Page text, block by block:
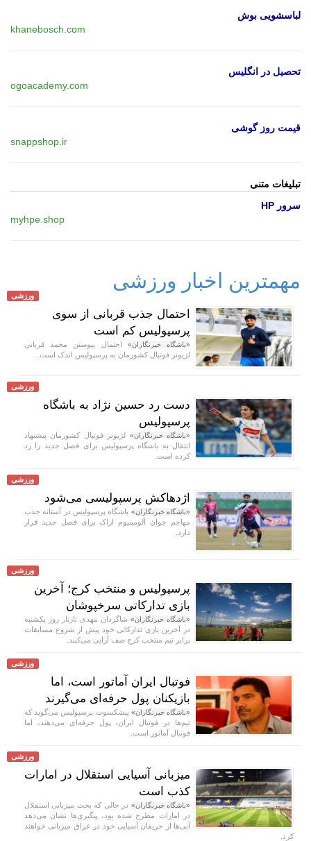
لباسشویی بوش
khanebosch.com
تحصیل در انگلیس
ogoacademy.com
قیمت روز گوشی
snappshop.ir
تبلیغات متنی
سرور HP
myhpe.shop
مهمترین اخبار ورزشی
ورزشی
احتمال جذب قربانی از سوی
پرسپولیس کم است
«باشگاه خبرنگاران» احتمال پیوستن محمد قربانی
لژیونر فوتبال کشورمان به پرسپولیس اندک است.
ورزشی
دست رد حسین نژاد به باشگاه
پرسپولیس
«باشگاه خبرنگاران» لژیونر فوتبال کشورمان پیشنهاد
انتقال به باشگاه پرسپولیس برای فصل جدید را رد
کرده است.
ورزشی
اژدهاکش پرسپولیسی می‌شود
«باشگاه خبرنگاران» باشگاه پرسپولیس در آستانه جذب
مهاجم جوان آلومینیوم اراک برای فصل جدید قرار
دارد.
ورزشی
پرسپولیس و منتخب کرج؛ آخرین
بازی تدارکاتی سرخپوشان
«باشگاه خبرنگاران» شاگردان مهدی تارتار روز یکشنبه
در آخرین بازی تدارکاتی خود پیش از شروع مسابقات
برابر تیم منتخب کرج صف آرایی می‌کنند.
ورزشی
فوتبال ایران آماتور است، اما
بازیکنان پول حرفه‌ای می‌گیرند
«باشگاه خبرنگاران» پیشکسوت پرسپولیس می‌گوید که
تیم‌ها در فوتبال ایران، پول حرفه‌ای می‌دهند، اما
فوتبال آماتور است.
ورزشی
میزبانی آسیایی استقلال در امارات
کذب است
«باشگاه خبرنگاران» در حالی که بحث میزبانی استقلال
در امارات مطرح شده بود، پیگیری‌ها نشان می‌دهد
آبی‌ها از حریفان آسیایی خود در عراق میزبانی خواهند
کرد.